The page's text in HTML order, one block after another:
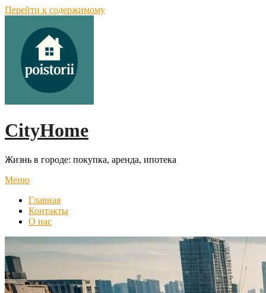
Перейти к содержимому
CityHome
Жизнь в городе: покупка, аренда, ипотека
Меню
Главная
Контакты
О нас